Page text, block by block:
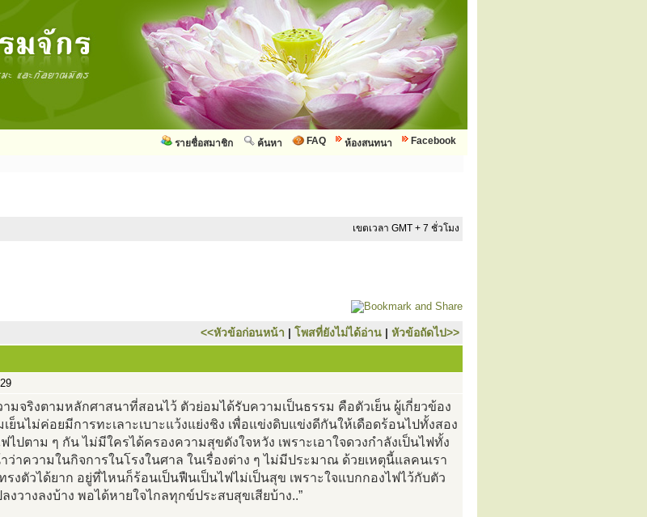
Facebook
ห้องสนทนา
FAQ
ค้นหา
รายชื่อสมาชิก
เขตเวลา GMT + 7 ชั่วโมง
<<หัวข้อก่อนหน้า | โพสที่ยังไม่ได้อ่าน | หัวข้อถัดไป>>
ามจริงตามหลักศาสนาที่สอนไว้ ตัวย่อมได้รับความเป็นธรรม คือตัวเย็น ผู้เกี่ยวข้อง
ย็นไม่ค่อยมีการทะเลาะเบาะแว้งแย่งชิง เพื่อแข่งดิบแข่งดีกันให้เดือดร้อนไปทั้งสอง
ไปตาม ๆ กัน ไม่มีใครได้ครองความสุขดังใจหวัง เพราะเอาใจดวงกำลังเป็นไฟทั้ง
ว่าความในกิจการในโรงในศาล ในเรื่องต่าง ๆ ไม่มีประมาณ ด้วยเหตุนี้แลคนเรา
งตัวได้ยาก อยู่ที่ไหนก็ร้อนเป็นฟืนเป็นไฟไม่เป็นสุข เพราะใจแบกกองไฟไว้กับตัว
งวางลงบ้าง พอได้หายใจไกลทุกข์ประสบสุขเสียบ้าง..”